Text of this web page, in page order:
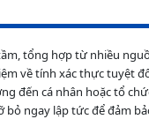
tổng hợp từ nhiều
về tính xác thực tuyệt
đến cá nhân hoặc tổ
ngay lập tức để đảm